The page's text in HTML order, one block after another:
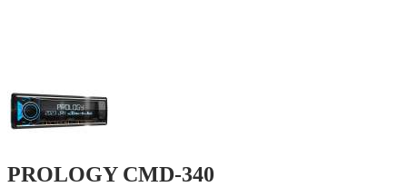
PROLOGY CMD-340